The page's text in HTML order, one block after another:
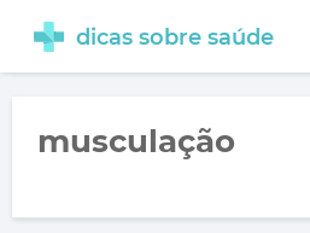
dicas sobre saúde
musculação